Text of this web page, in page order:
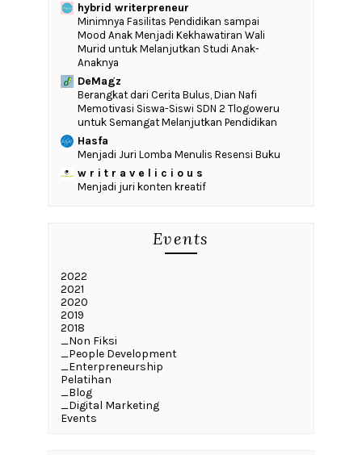
hybrid writerpreneur
‎Minimnya Fasilitas Pendidikan sampai
Mood Anak Menjadi Kekhawatiran Wali
Murid untuk Melanjutkan Studi Anak-
Anaknya
DeMagz
‎Berangkat dari Cerita Bulus, Dian Nafi
Memotivasi Siswa-Siswi SDN 2 Tlogoweru
untuk Semangat Melanjutkan Pendidikan
Hasfa
Menjadi Juri Lomba Menulis Resensi Buku
w r i t r a v e l i c i o u s
Menjadi juri konten kreatif
Events
2022
2021
2020
2019
2018
_Non Fiksi
_People Development
_Enterpreneurship
Pelatihan
_Blog
_Digital Marketing
Events